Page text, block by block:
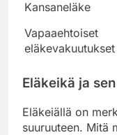
Kansaneläke
Vapaaehtoiset
eläkevakuutukset
Eläkeikä ja
Eläkeiällä on
suuruuteen. Mitä